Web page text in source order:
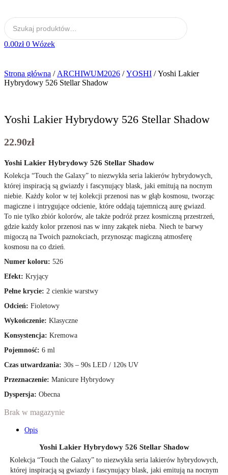
0.00zł 0 Wózek
Strona główna / ARCHIWUM2026 /YOSHI / Yoshi Lakier
Hybrydowy 526 Stellar Shadow
Yoshi Lakier Hybrydowy 526 Stellar Shadow
22.90zł
Yoshi Lakier Hybrydowy 526 Stellar Shadow
Kolekcja “Touch the Galaxy” to niezwykła seria lakierów hybrydowych,
której inspiracją są gwiazdy i fascynujący blask, jaki emitują na nocnym
niebie. Każdy kolor w tej kolekcji przenosi nas w głąb kosmosu, tworząc
magiczne i intrygujące odcienie, które oddają tajemniczą aurę gwiazd.
To nie tylko zbiór kolorów, ale także podróż przez kosmiczną przestrzeń,
gdzie każdy kolor przenosi nas w inny zakątek nieba. Niech te barwy
migoczą na Twoich paznokciach, przynosząc magiczną atmosferę
kosmosu na co dzień.
Numer koloru: 526
Efekt: Kryjący
Pełne krycie: 2 cienkie warstwy
Odcień: Fioletowy
Wykończenie: Klasyczne
Konsystencja: Kremowa
Pojemność: 6 ml
Czas utwardzania: 30s – 90s LED / 120s UV
Przeznaczenie: Manicure Hybrydowy
Dyspersja: Obecna
Brak w magazynie
Opis
Yoshi Lakier Hybrydowy 526 Stellar Shadow
Kolekcja “Touch the Galaxy” to niezwykła seria lakierów hybrydowych,
której inspiracją są gwiazdy i fascynujący blask, jaki emitują na nocnym